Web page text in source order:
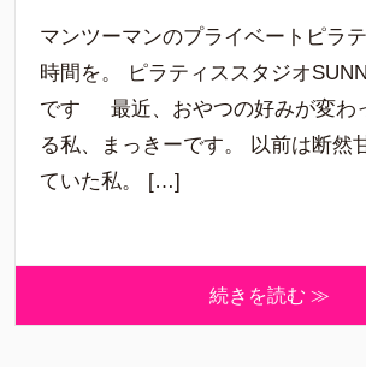
マンツーマンのプライベートピラ
時間を。 ピラティススタジオ
です 最近、おやつの好みが変わ
る私、まっきーです。 以前は断然
ていた私。 […]
続きを読む ≫